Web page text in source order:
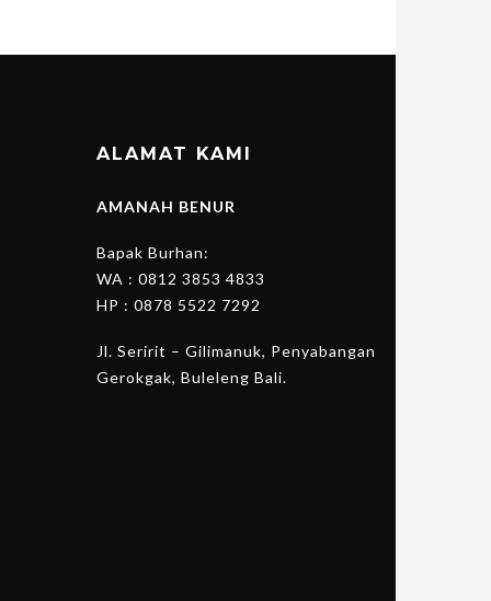
ALAMAT KAMI
AMANAH BENUR
Bapak Burhan:
WA : 0812 3853 4833
HP : 0878 5522 7292
Jl. Seririt – Gilimanuk, Penyabangan
Gerokgak, Buleleng Bali.